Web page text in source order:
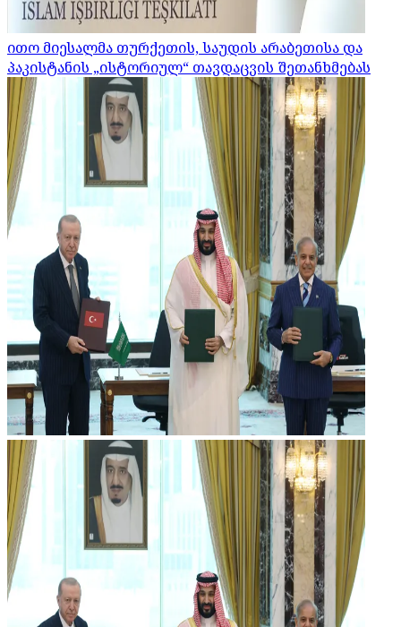
ითო მიესალმა თურქეთის, საუდის არაბეთისა და
პაკისტანის „ისტორიულ“ თავდაცვის შეთანხმებას